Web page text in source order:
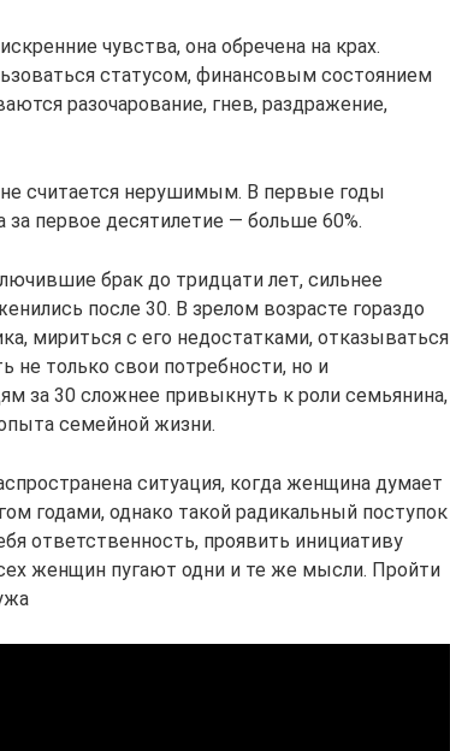
чувства, она обречена на крах.
статусом, финансовым состоянием
разочарование, гнев, раздражение,
считается нерушимым. В первые годы
первое десятилетие — больше 60%.
брак до тридцати лет, сильнее
после 30. В зрелом возрасте гораздо
мириться с его недостатками, отказываться
не только свои потребности, но и
за 30 сложнее привыкнуть к роли семьянина,
семейной жизни.
ситуация, когда женщина думает
годами, однако такой радикальный поступок
ответственность, проявить инициативу
женщин пугают одни и те же мысли. Пройти